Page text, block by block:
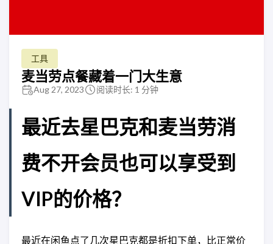
工具
麦当劳点餐藏着一门大生意
Aug 27, 2023 阅读时长: 1 分钟
最近去星巴克和麦当劳消
费不开会员也可以享受到
VIP的价格？
最近在闲鱼点了几次星巴克都是折扣下单，比正常价